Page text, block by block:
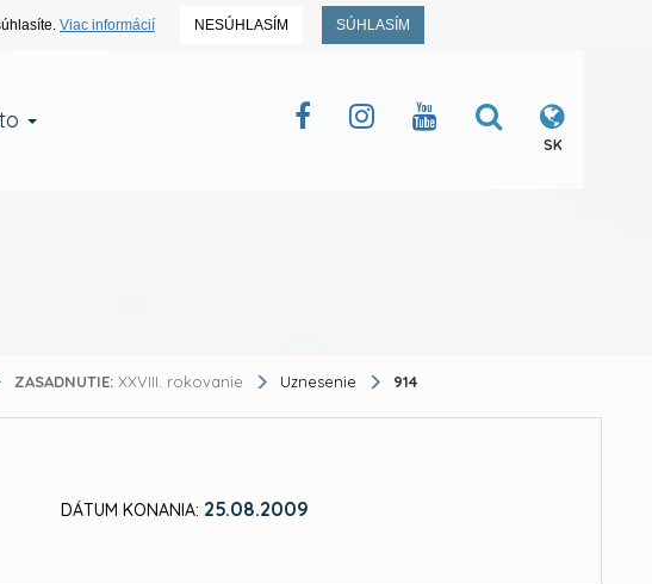
Viac informácií NESÚHLASÍM SÚHLASÍM
SK
ZASADNUTIE: XXVIII. rokovanie Uznesenie 914
DÁTUM KONANIA: 25.08.2009